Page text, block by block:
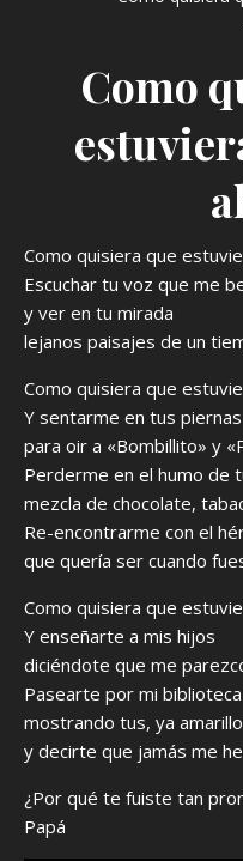
Como
Como quisiera que
Escuchar tu voz que me
y ver en tu mirada
lejanos paisajes de un
Como quisiera que
Y sentarme en tus piernas
para oir a «Bombillito» y
Perderme en el humo de
mezcla de chocolate,
Re-encontrarme con el
que quería ser cuando
Como quisiera que
Y enseñarte a mis hijos
diciéndote que me
Pasearte por mi biblioteca
mostrando tus, ya
y decirte que jamás me
¿Por qué te fuiste tan
Papá